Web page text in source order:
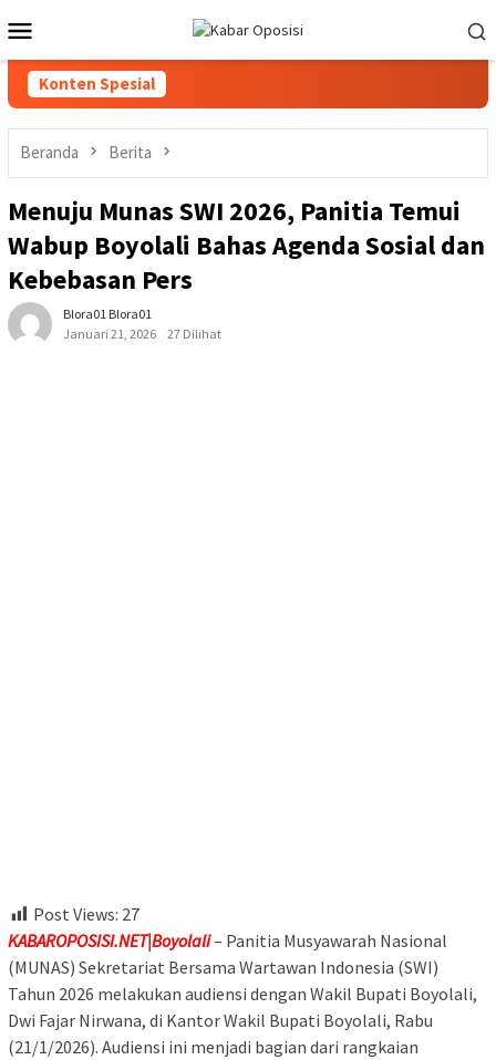
ke
kontenMobile
Konten Spesial
Beranda Berita
Menuju Munas SWI 2026, Panitia Temui
Wabup Boyolali Bahas Agenda Sosial dan
Kebebasan Pers
Blora01 Blora01
Januari 21, 2026
27 Dilihat
Post Views: 27
KABAROPOSISI.NET|Boyolali– Panitia Musyawarah Nasional
(MUNAS) Sekretariat Bersama Wartawan Indonesia (SWI)
Tahun 2026 melakukan audiensi dengan Wakil Bupati Boyolali,
Dwi Fajar Nirwana, di Kantor Wakil Bupati Boyolali, Rabu
(21/1/2026). Audiensi ini menjadi bagian dari rangkaian